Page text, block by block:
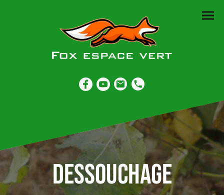
Dessouchage